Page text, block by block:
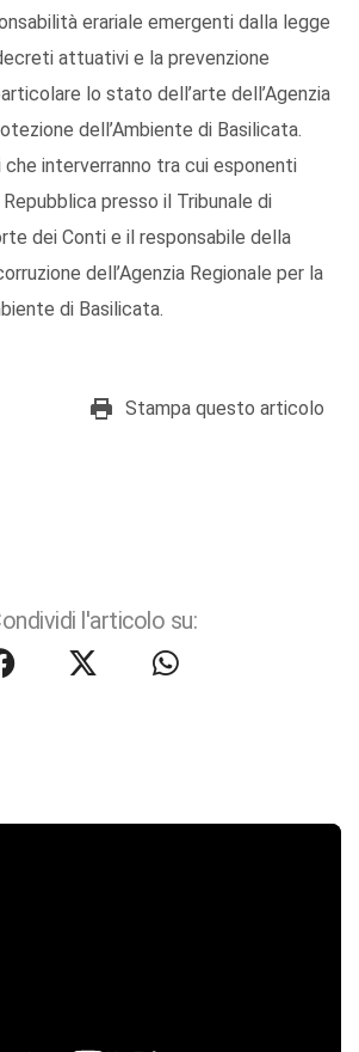
erariale emergenti dalla legge
attuativi e la prevenzione
lo stato dell’arte dell’Agenzia
dell’Ambiente di Basilicata.
interverranno tra cui esponenti
presso il Tribunale di
dei Conti e il responsabile della
dell’Agenzia Regionale per la
di Basilicata.
Stampa questo articolo
l'articolo su: